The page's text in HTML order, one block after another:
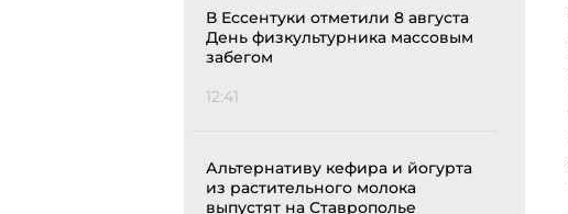
В Ессентуки отметили 8 августа
День физкультурника массовым
забегом
12:41
Альтернативу кефира и йогурта
из растительного молока
выпустят на Ставрополье